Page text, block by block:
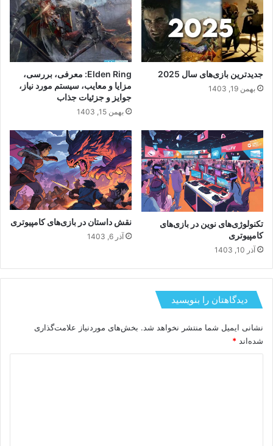
جدیدترین بازی‌های سال 2025
بهمن 19, 1403
Elden Ring: معرفی، بررسی،
مزایا و معایب، سیستم مورد نیاز،
جوایز و جزئیات جذاب
بهمن 15, 1403
تکنولوژی‌های نوین در بازی‌های
کامپیوتری
آذر 10, 1403
نقش داستان در بازی‌های کامپیوتری
آذر 6, 1403
دیدگاهتان را بنویسید
نشانی ایمیل شما منتشر نخواهد شد. بخش‌های موردنیاز علامت‌گذاری
شده‌اند *